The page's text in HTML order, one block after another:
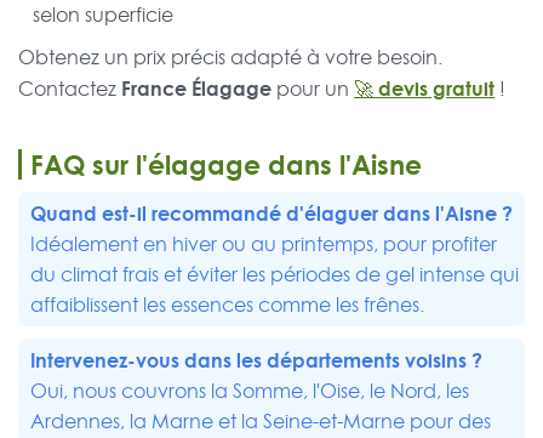
selon superficie
Obtenez un prix précis adapté à votre besoin.
Contactez France Élagage pour un 🚀 devis gratuit !
FAQ sur l'élagage dans l'Aisne
Quand est-il recommandé d'élaguer dans l'Aisne ?
Idéalement en hiver ou au printemps, pour profiter
du climat frais et éviter les périodes de gel intense qui
affaiblissent les essences comme les frênes.
Intervenez-vous dans les départements voisins ?
Oui, nous couvrons la Somme, l'Oise, le Nord, les
Ardennes, la Marne et la Seine-et-Marne pour des